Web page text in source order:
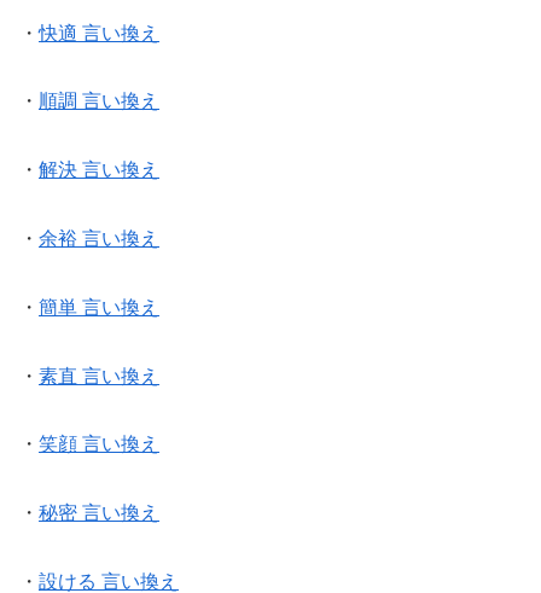
・快適 言い換え
・ 順調 言い換え
・ 解決 言い換え
・ 余裕 言い換え
・ 簡単 言い換え
・ 素直 言い換え
・ 笑顔 言い換え
・ 秘密 言い換え
・ 設ける 言い換え